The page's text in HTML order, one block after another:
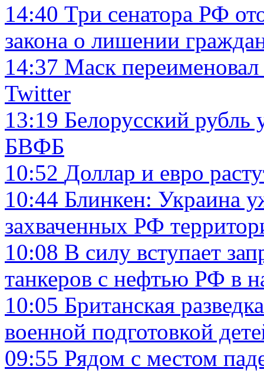
14:40 Три сенатора РФ
закона о лишении
14:37 Маск переименовал
Twitter
13:19 Белорусский
БВФБ
10:52 Доллар и евро
10:44 Блинкен: Украина
захваченных РФ
10:08 В силу вступает
танкеров с нефтью РФ в
10:05 Британская
военной подготовкой
09:55 Рядом с местом